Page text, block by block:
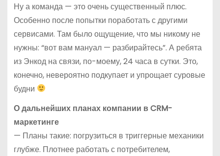
Ну а команда — это очень существенный плюс.
Особенно после попытки поработать с другими
сервисами. Там было ощущение, что мы никому не
нужны: “вот вам мануал — разбирайтесь”. А ребята
из Энкод на связи, по-моему, 24 часа в сутки. Это,
конечно, невероятно подкупает и упрощает суровые
будни
О дальнейших планах компании в CRM-
маркетинге
— Планы такие: погрузиться в триггерные механики
глубже. Плотнее работать с потребителем,